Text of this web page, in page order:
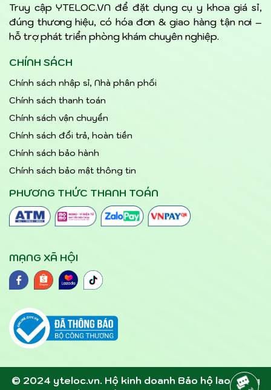
Truy cập YTELOC.VN để đặt dụng cụ y khoa giá sỉ,
đúng thương hiệu, có hóa đơn & giao hàng tận nơi –
hỗ trợ phát triển phòng khám chuyên nghiệp.
CHÍNH SÁCH
Chính sách nhập sỉ, Nhà phân phối
Chính sách thanh toán
Chính sách vận chuyển
Chính sách đổi trả, hoàn tiền
Chính sách bảo hành
Chính sách bảo mật thông tin
PHƯƠNG THỨC THANH TOÁN
MẠNG XÃ HỘI
© 2024 yteloc.vn. Hộ kinh doanh Bảo hộ lao động